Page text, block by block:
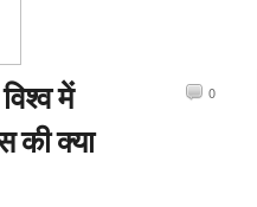
में
की क्या
0